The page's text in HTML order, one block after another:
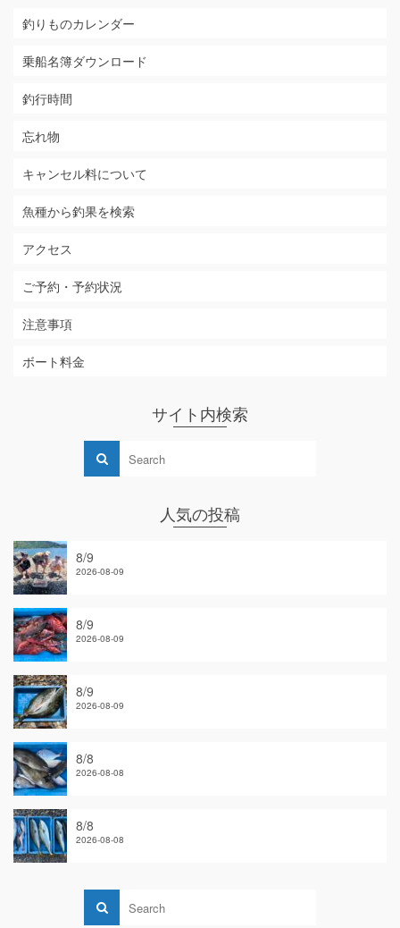
釣りものカレンダー
乗船名簿ダウンロード
釣行時間
忘れ物
キャンセル料について
魚種から釣果を検索
アクセス
ご予約・予約状況
注意事項
ボート料金
サイト内検索
人気の投稿
8/9
2026-08-09
8/9
2026-08-09
8/9
2026-08-09
8/8
2026-08-08
8/8
2026-08-08